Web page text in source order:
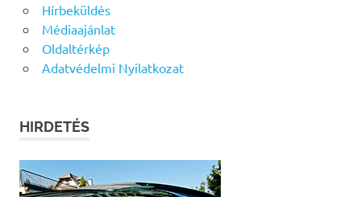
Hírbeküldés
Médiaajánlat
Oldaltérkép
Adatvédelmi Nyilatkozat
HIRDETÉS